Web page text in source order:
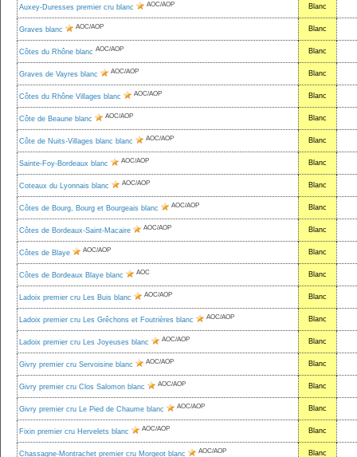
Auxey-Duresses premier cru blanc AOC/AOP Blanc
Graves blanc AOC/AOP Blanc
Côtes du Rhône blanc AOC/AOP Blanc
Graves de Vayres blanc AOC/AOP Blanc
Côtes du Rhône Villages blanc AOC/AOP Blanc
Côte de Beaune blanc AOC/AOP Blanc
Côte de Nuits-Villages blanc blanc AOC/AOP Blanc
Sainte-Foy-Bordeaux blanc AOC/AOP Blanc
Coteaux du Lyonnais blanc AOC/AOP Blanc
Côtes de Bourg, Bourg et Bourgeais blanc AOC/AOP Blanc
Côtes de Bordeaux-Saint-Macaire AOC/AOP Blanc
Côtes de Blaye AOC/AOP Blanc
Côtes de Bordeaux Blaye blanc AOC Blanc
Ladoix premier cru Les Buis blanc AOC/AOP Blanc
Ladoix premier cru Les Grêchons et Foutrières blanc AOC/AOP Blanc
Ladoix premier cru Les Joyeuses blanc AOC/AOP Blanc
Givry premier cru Servoisine blanc AOC/AOP Blanc
Givry premier cru Clos Salomon blanc AOC/AOP Blanc
Givry premier cru Le Pied de Chaume blanc AOC/AOP Blanc
Fixin premier cru Hervelets blanc AOC/AOP Blanc
Chassagne-Montrachet premier cru Morgeot blanc AOC/AOP Blanc